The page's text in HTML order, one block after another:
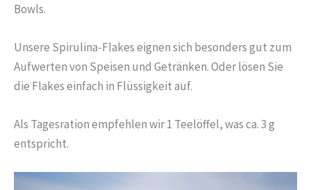
Bowls.
Unsere Spirulina-Flakes eignen sich besonders gut zum
Aufwerten von Speisen und Getränken. Oder lösen Sie
die Flakes einfach in Flüssigkeit auf.
Als Tagesration empfehlen wir 1 Teelöffel, was ca. 3 g
entspricht.